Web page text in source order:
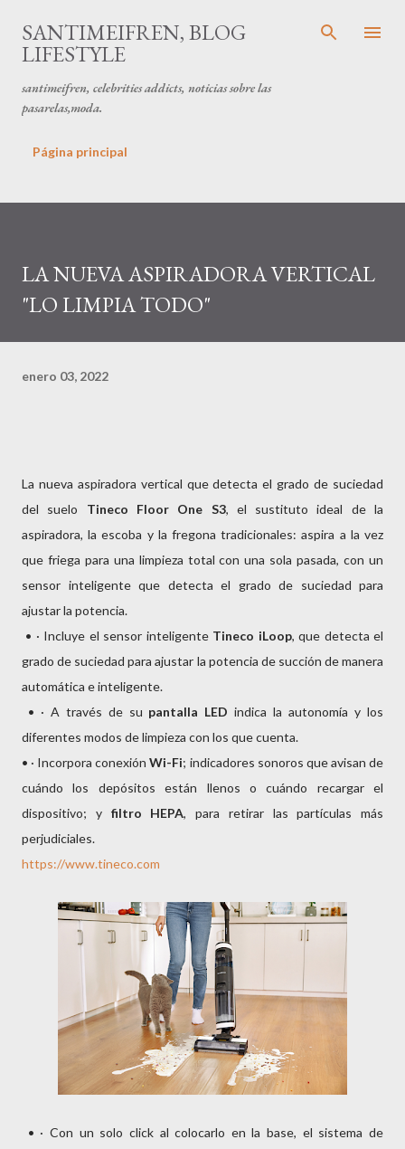
Ir al contenido principal
SANTIMEIFREN, BLOG
LIFESTYLE
santimeifren, celebrities addicts, noticias sobre las
pasarelas,moda.
Página principal
LA NUEVA ASPIRADORA VERTICAL
"LO LIMPIA TODO"
enero 03, 2022
La nueva aspiradora vertical que detecta el grado de suciedad
del suelo Tineco Floor One S3, el sustituto ideal de la
aspiradora, la escoba y la fregona tradicionales: aspira a la vez
que friega para una limpieza total con una sola pasada, con un
sensor inteligente que detecta el grado de suciedad para
ajustar la potencia.
• · Incluye el sensor inteligente Tineco iLoop, que detecta el
grado de suciedad para ajustar la potencia de succión de manera
automática e inteligente.
• · A través de su pantalla LED indica la autonomía y los
diferentes modos de limpieza con los que cuenta.
• · Incorpora conexiónWi-Fi; indicadores sonoros que avisan de
cuándo los depósitos están llenos o cuándo recargar el
dispositivo; y filtro HEPA, para retirar las partículas más
perjudiciales.
https://www.tineco.com
• · Con un solo click al colocarlo en la base, el sistema de